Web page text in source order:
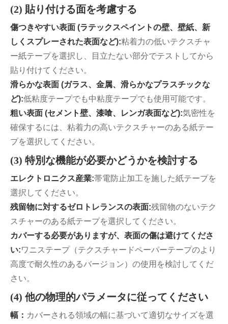
(2) 貼り付ける面を考慮する
傷つきやすい表面 (ラテックスペイントの壁、壁紙、新
しくスプレーされた表面など):粘着力の低いテクスチャ
ー紙テープを選択し、目立たない部分でテストしてから
貼り付けてください。
滑らかな表面 (ガラス、金属、滑らかなプラスチックな
ど):低粘度テープでも中粘度テープでも使用可能です。
粗い表面 (セメント壁、漆喰、レンガ表面など):気密性を
確保するには、粘着力の高いテクスチャーのある紙テー
プを選択してください。
(3) 特別な機能が必要かどうかを検討する
エレクトロニクス産業:帯電防止加工を施した紙テープを
選択してください。
残留物に対するゼロトレランスの表面:残留物のないテク
スチャーのある紙テープを選択してください。
カバーする必要がありますが、表面の傷は避けてくださ
い:ワニステープ（テクスチャードペーパーテープのより
高度で耐久性のあるバージョン）の使用を検討してくだ
さい。
(4) 他の物理的パラメータに従ってください
幅： カバーされる領域の幅に基づいて適切なサイズを選